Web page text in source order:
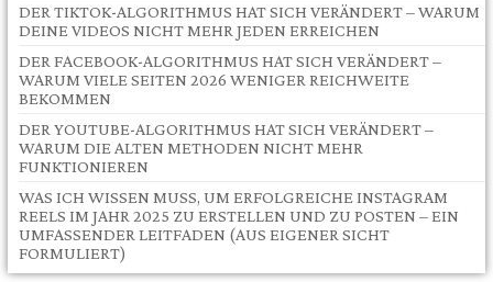
DER TIKTOK-ALGORITHMUS HAT SICH VERÄNDERT – WARUM
DEINE VIDEOS NICHT MEHR JEDEN ERREICHEN
DER FACEBOOK-ALGORITHMUS HAT SICH VERÄNDERT –
WARUM VIELE SEITEN 2026 WENIGER REICHWEITE
BEKOMMEN
DER YOUTUBE-ALGORITHMUS HAT SICH VERÄNDERT –
WARUM DIE ALTEN METHODEN NICHT MEHR
FUNKTIONIEREN
WAS ICH WISSEN MUSS, UM ERFOLGREICHE INSTAGRAM
REELS IM JAHR 2025 ZU ERSTELLEN UND ZU POSTEN – EIN
UMFASSENDER LEITFADEN (AUS EIGENER SICHT
FORMULIERT)